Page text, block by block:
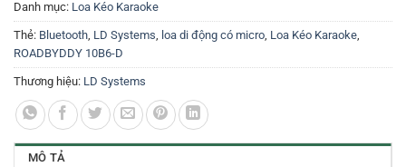
Danh mục: Loa Kéo Karaoke
Thẻ: Bluetooth, LD Systems, loa di động có micro, Loa Kéo Karaoke,
ROADBYDDY 10B6-D
Thương hiệu: LD Systems
MÔ TẢ